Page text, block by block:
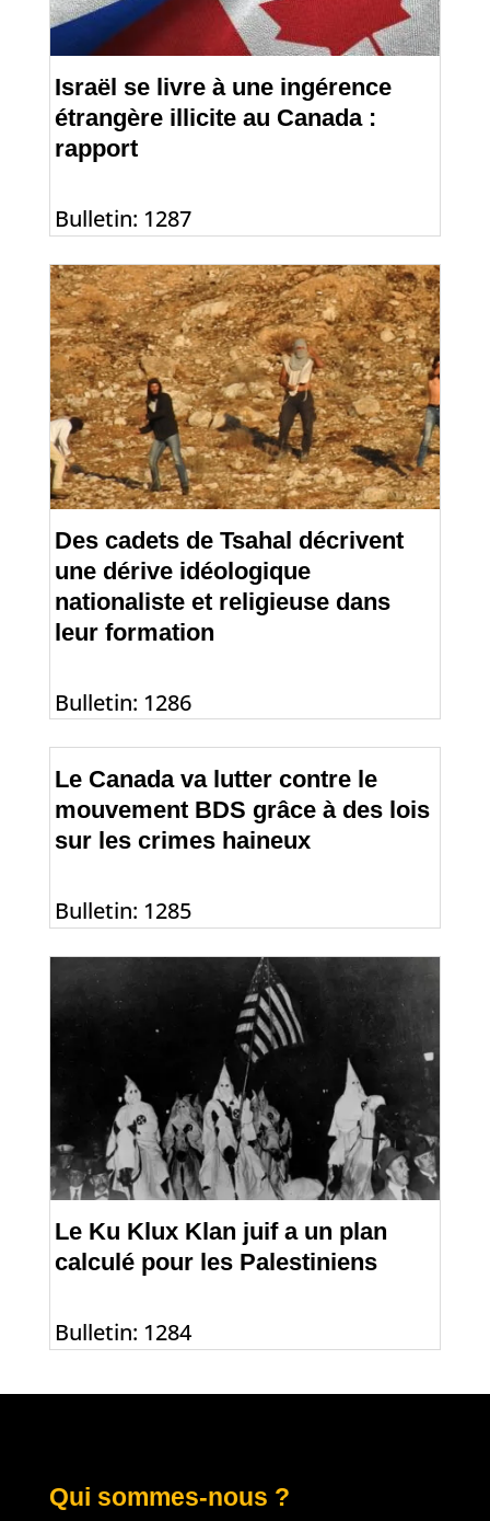
Israël se livre à une ingérence
étrangère illicite au Canada :
rapport
Bulletin: 1287
Des cadets de Tsahal décrivent
une dérive idéologique
nationaliste et religieuse dans
leur formation
Bulletin: 1286
Le Canada va lutter contre le
mouvement BDS grâce à des lois
sur les crimes haineux
Bulletin: 1285
Le Ku Klux Klan juif a un plan
calculé pour les Palestiniens
Bulletin: 1284
Qui sommes-nous ?